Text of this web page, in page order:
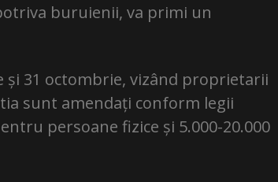
buruienii, va primi un
și 31 octombrie, vizând proprietarii
sunt amendați conform legii
persoane fizice și 5.000-20.000